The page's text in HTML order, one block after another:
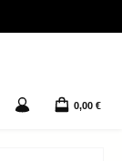
0,00 €